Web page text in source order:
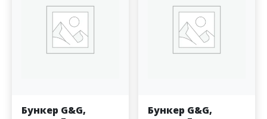
Бункер G&G,
Бункер G&G,